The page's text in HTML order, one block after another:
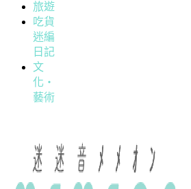
旅遊
吃貨
迷編
日記
文
化・
藝術